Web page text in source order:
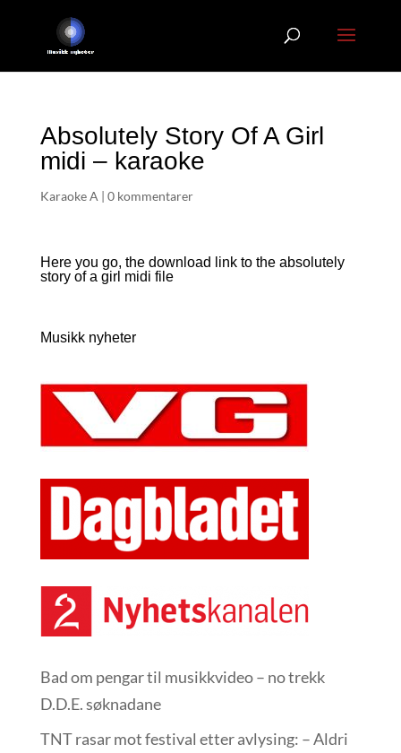
Absolutely Story Of A Girl
midi – karaoke
Karaoke A | 0 kommentarer
Here you go, the download link to the absolutely
story of a girl midi file
Musikk nyheter
Bad om pengar til musikkvideo – no trekk
D.D.E. søknadane
TNT rasar mot festival etter avlysing: – Aldri